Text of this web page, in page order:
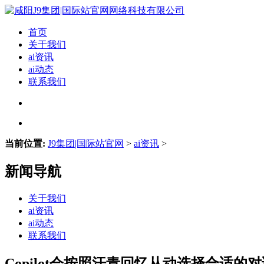
首页
关于我们
ai资讯
ai动态
联系我们
当前位置: J9集团|国际站官网 > ai资讯 >
新闻导航
关于我们
ai资讯
ai动态
联系我们